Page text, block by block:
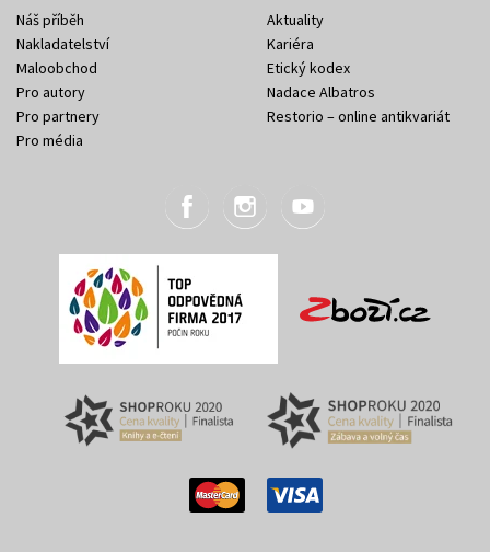
Náš příběh
Nakladatelství
Maloobchod
Pro autory
Pro partnery
Pro média
Aktuality
Kariéra
Etický kodex
Nadace Albatros
Restorio – online antikvariát